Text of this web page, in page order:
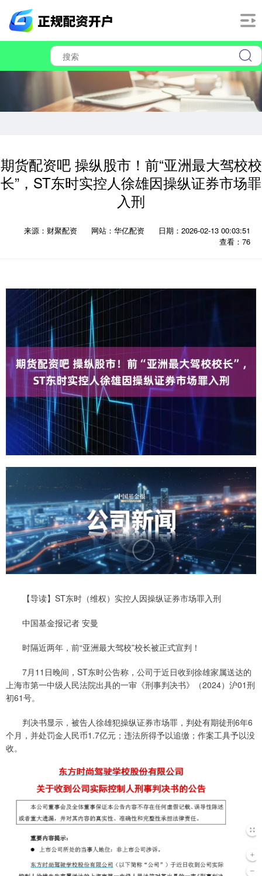
期货配资吧 操纵股市！前“亚洲最大驾校校
长”，ST东时实控人徐雄因操纵证券市场罪
入刑
来源：财聚配资 网站：华亿配资
日期：2026-02-13 00:03:51
查看：76
【导读】ST东时（维权）实控人因操纵证券市场罪入刑
中国基金报记者 安曼
时隔近两年，前“亚洲最大驾校”校长被正式宣判！
7月11日晚间，ST东时公告称，公司于近日收到徐雄家属送达的
上海市第一中级人民法院出具的一审《刑事判决书》（2024）沪01刑
初61号。
判决书显示，被告人徐雄犯操纵证券市场罪，判处有期徒刑6年6
个月，并处罚金人民币1.7亿元；违法所得予以追缴；作案工具予以没
收。